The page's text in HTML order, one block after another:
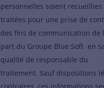
personnelles soient recueillies
traitées pour une prise de
des fins de communication de
part du Groupe Blue Soft en
qualité de responsable du
traitement. Sauf dispositions